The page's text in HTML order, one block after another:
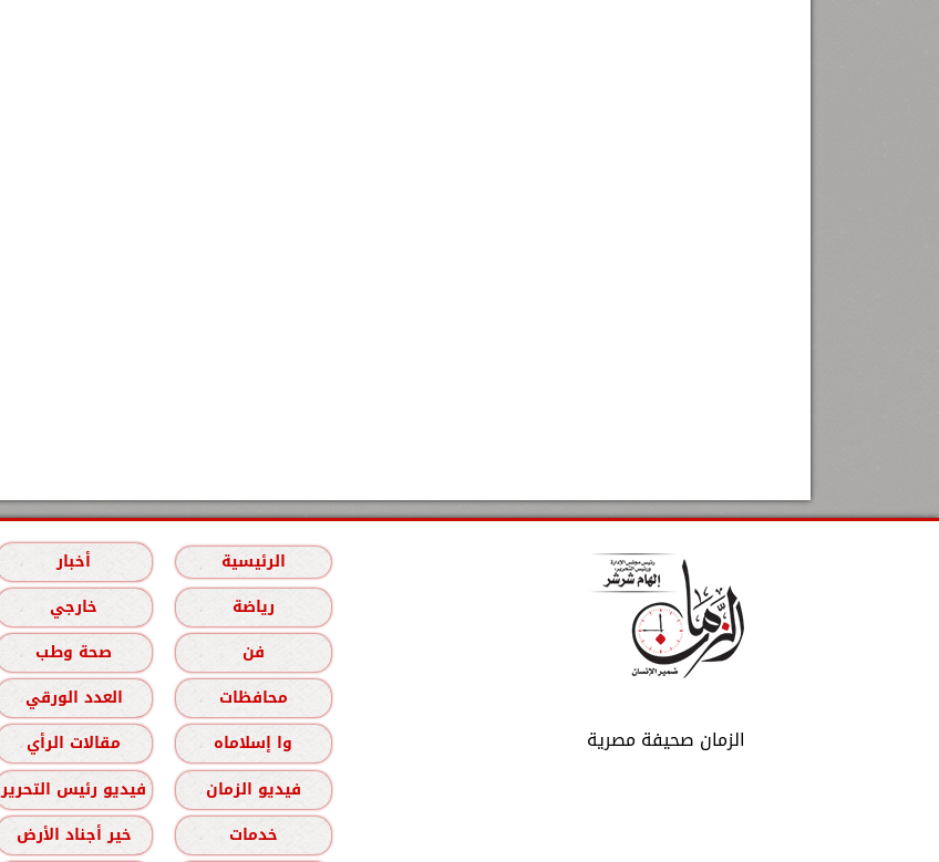
الزمان صحيفة مصرية
الرئيسية أخبار
رياضة
خارجي
فن
صحة وطب
محافظات
العدد الورقي
وا إسلاماه
مقالات الرأي
فيديو الزمان
فيديو رئيس التحرير
خدمات
خير أجناد الأرض